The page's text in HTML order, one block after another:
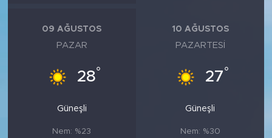
09 AĞUSTOS
PAZAR
28°
Güneşli
Nem: %23
10 AĞUSTOS
PAZARTESI
27°
Güneşli
Nem: %30